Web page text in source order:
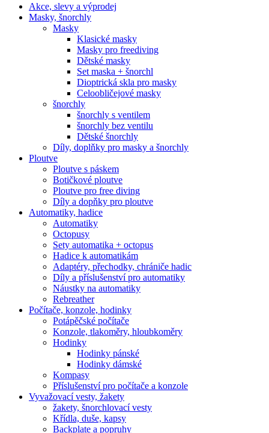
Akce, slevy a výprodej
Masky, šnorchly
Masky
Klasické masky
Masky pro freediving
Dětské masky
Set maska + šnorchl
Dioptrická skla pro masky
Celoobličejové masky
šnorchly
šnorchly s ventilem
šnorchly bez ventilu
Dětské šnorchly
Díly, doplňky pro masky a šnorchly
Ploutve
Ploutve s páskem
Botičkové ploutve
Ploutve pro free diving
Díly a dopňky pro ploutve
Automatiky, hadice
Automatiky
Octopusy
Sety automatika + octopus
Hadice k automatikám
Adaptéry, přechodky, chrániče hadic
Díly a příslušenství pro automatiky
Náustky na automatiky
Rebreather
Počítače, konzole, hodinky
Potápěčské počítače
Konzole, tlakoměry, hloubkoměry
Hodinky
Hodinky pánské
Hodinky dámské
Kompasy
Příslušenství pro počítače a konzole
Vyvažovací vesty, žakety
žakety, šnorchlovací vesty
Křídla, duše, kapsy
Backplate a popruhy